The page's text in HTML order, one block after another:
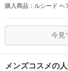
購入商品：ルシード ヘ
今見
メンズコスメの